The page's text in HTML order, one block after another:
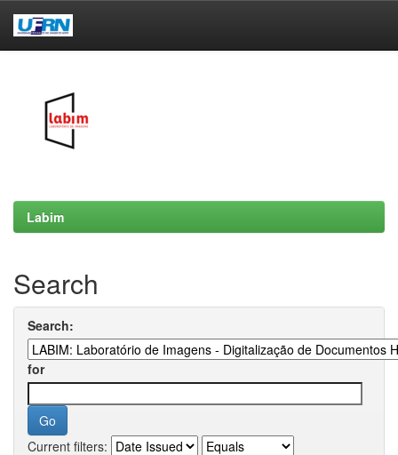
Labim
Search
Search:
for
Current filters: